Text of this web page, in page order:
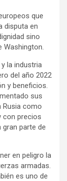
que
disputa en
sino
Washington.
la industria
del año 2022
y beneficios.
sus
Rusia como
con precios
parte de
en peligro la
armadas.
es uno de